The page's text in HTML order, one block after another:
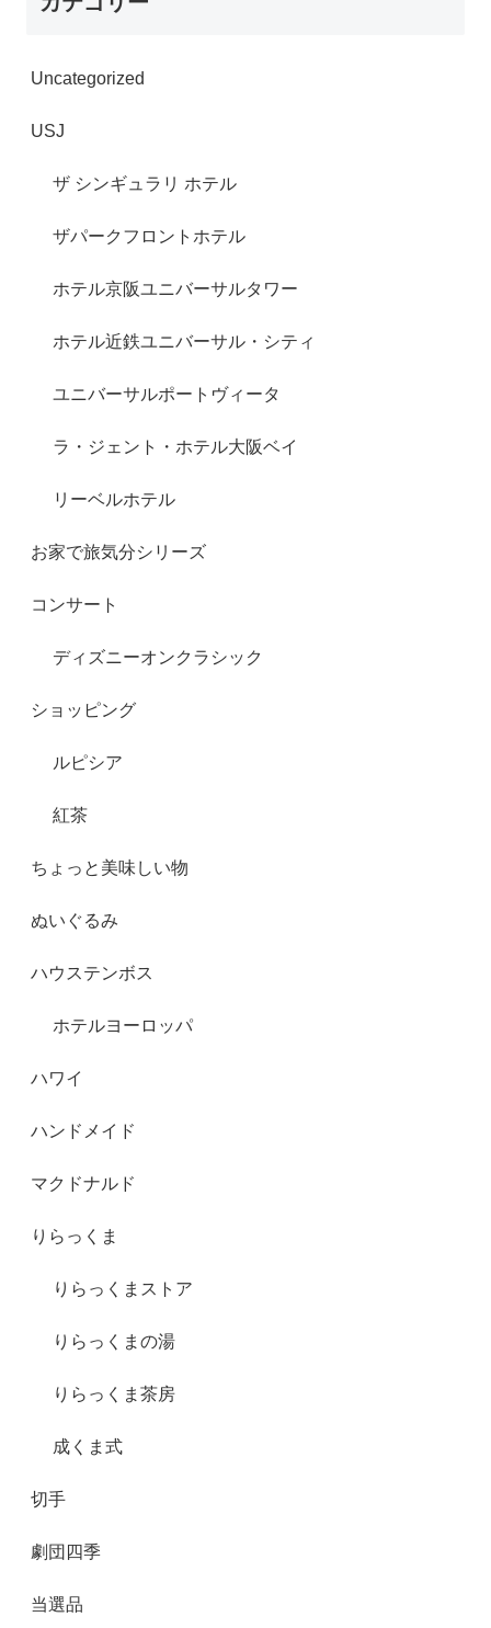
Uncategorized
USJ
ザ シンギュラリ ホテル
ザパークフロントホテル
ホテル京阪ユニバーサルタワー
ホテル近鉄ユニバーサル・シティ
ユニバーサルポートヴィータ
ラ・ジェント・ホテル大阪ベイ
リーベルホテル
お家で旅気分シリーズ
コンサート
ディズニーオンクラシック
ショッピング
ルピシア
紅茶
ちょっと美味しい物
ぬいぐるみ
ハウステンボス
ホテルヨーロッパ
ハワイ
ハンドメイド
マクドナルド
りらっくま
りらっくまストア
りらっくまの湯
りらっくま茶房
成くま式
切手
劇団四季
当選品